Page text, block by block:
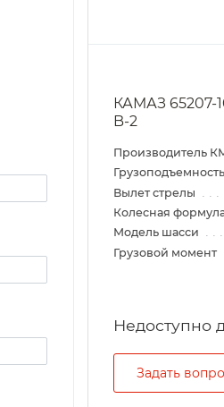
КАМАЗ 65207-
B-2
Производитель
Вылет стрелы
Колесная
Модель шасси
Грузовой момент
Задать